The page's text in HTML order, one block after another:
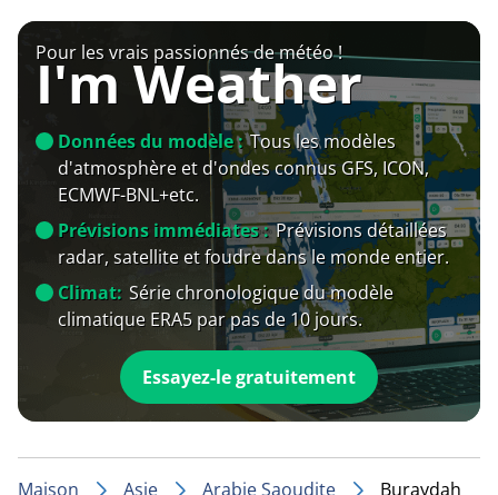
Pour les vrais passionnés de météo !
I'm Weather
Données du modèle : Tous les modèles
d'atmosphère et d'ondes connus GFS, ICON,
ECMWF-BNL+etc.
Prévisions immédiates : Prévisions détaillées
radar, satellite et foudre dans le monde entier.
Climat: Série chronologique du modèle
climatique ERA5 par pas de 10 jours.
Essayez-le gratuitement
Maison Asie Arabie Saoudite Buraydah